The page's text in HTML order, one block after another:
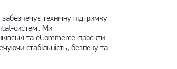
забезпечуєтехнічну підтримку
систем.. Ми
та eCommerce-проєкти
стабільність, безпеку та